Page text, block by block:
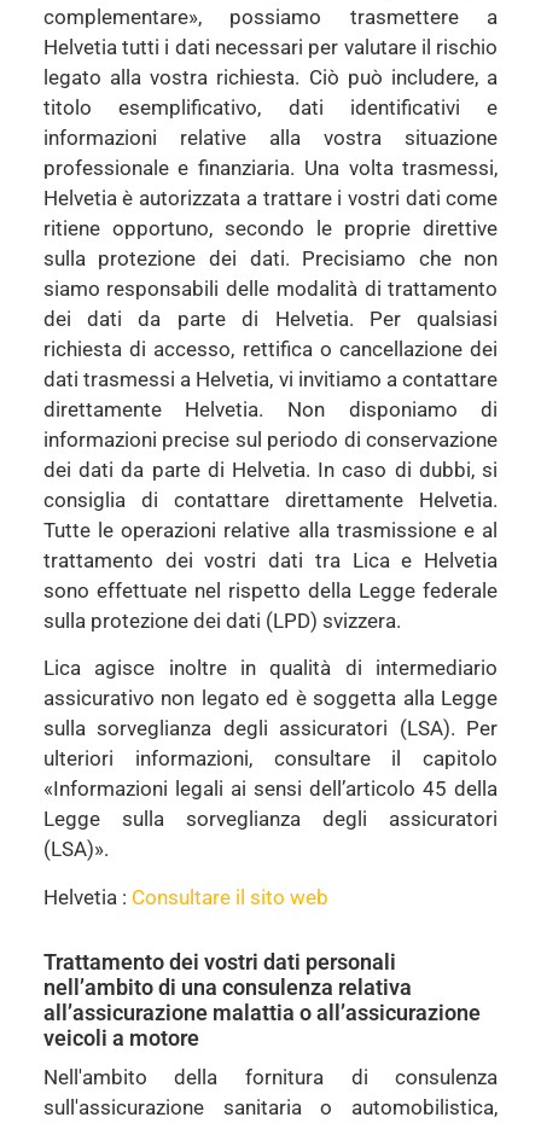
complementare», possiamo trasmettere a
Helvetia tutti i dati necessari per valutare il rischio
legato alla vostra richiesta. Ciò può includere, a
titolo esemplificativo, dati identificativi e
informazioni relative alla vostra situazione
professionale e finanziaria. Una volta trasmessi,
Helvetia è autorizzata a trattare i vostri dati come
ritiene opportuno, secondo le proprie direttive
sulla protezione dei dati. Precisiamo che non
siamo responsabili delle modalità di trattamento
dei dati da parte di Helvetia. Per qualsiasi
richiesta di accesso, rettifica o cancellazione dei
dati trasmessi a Helvetia, vi invitiamo a contattare
direttamente Helvetia. Non disponiamo di
informazioni precise sul periodo di conservazione
dei dati da parte di Helvetia. In caso di dubbi, si
consiglia di contattare direttamente Helvetia.
Tutte le operazioni relative alla trasmissione e al
trattamento dei vostri dati tra Lica e Helvetia
sono effettuate nel rispetto della Legge federale
sulla protezione dei dati (LPD) svizzera.
Lica agisce inoltre in qualità di intermediario
assicurativo non legato ed è soggetta alla Legge
sulla sorveglianza degli assicuratori (LSA). Per
ulteriori informazioni, consultare il capitolo
«Informazioni legali ai sensi dell’articolo 45 della
Legge sulla sorveglianza degli assicuratori
(LSA)».
Helvetia : Consultare il sito web
Trattamento dei vostri dati personali
nell’ambito di una consulenza relativa
all’assicurazione malattia o all’assicurazione
veicoli a motore
Nell'ambito della fornitura di consulenza
sull'assicurazione sanitaria o automobilistica,